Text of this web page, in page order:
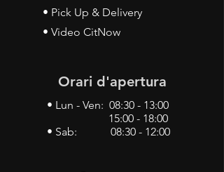
• Pick Up & Delivery
• Video CitNow
Orari d'apertura
• Lun - Ven: 08:30 - 13:00
15:00 - 18:00
• Sab: 08:30 - 12:00